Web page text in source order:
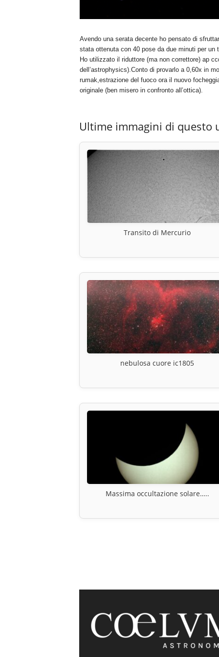
Avendo una serata decente ho pensato di
stata ottenuta con 40 pose da due minuti per un
Ho utilizzato il riduttore (ma non correttore) ap
dell’astrophysics).Conto di provarlo a 0,60x in
rumak,estrazione del fuoco ora il nuovo
originale (ben misero in confronto all’ottica).
Ultime immagini di questo
Transito di Mercurio
nebulosa cuore ic1805
Massima occultazione solare…..